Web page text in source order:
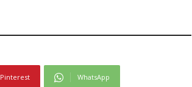
Pinterest WhatsApp